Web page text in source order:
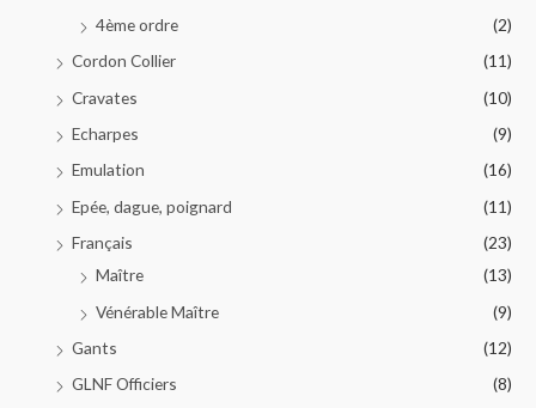
4ème ordre
(2)
Cordon Collier
(11)
Cravates
(10)
Echarpes
(9)
Emulation
(16)
Epée, dague, poignard
(11)
Français
(23)
Maître
(13)
Vénérable Maître
(9)
Gants
(12)
GLNF Officiers
(8)